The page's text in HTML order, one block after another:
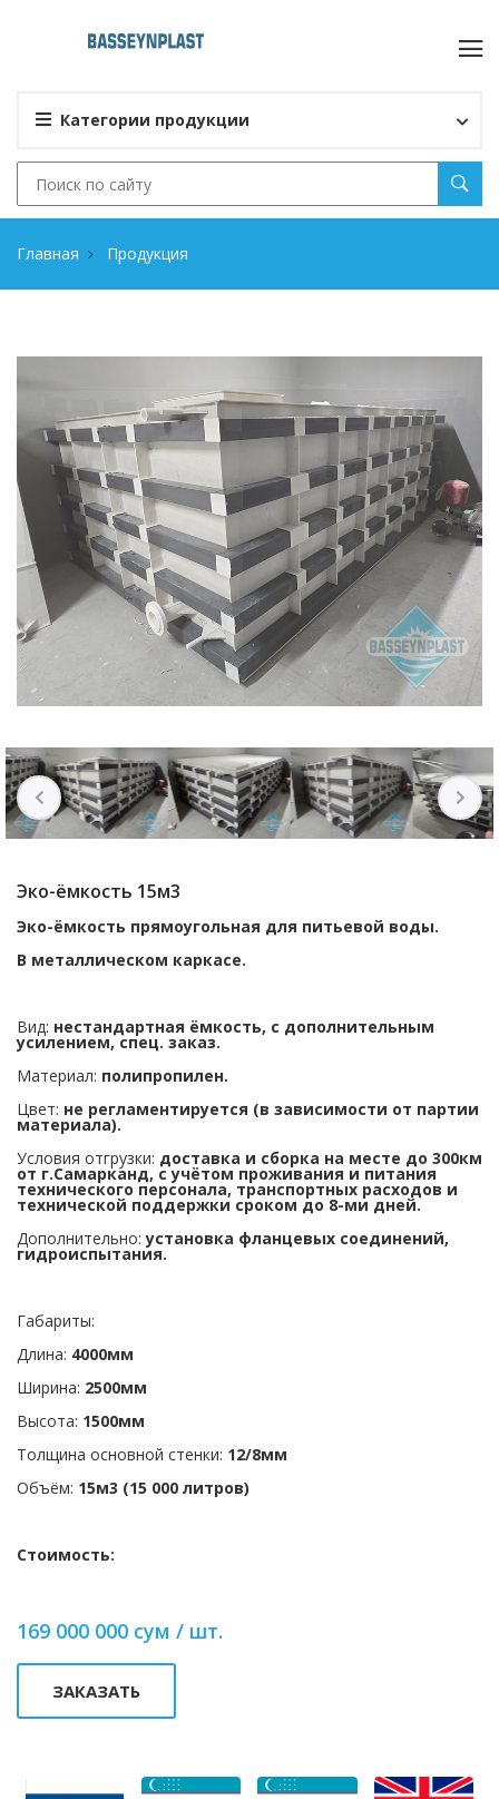
Категории продукции
Главная Продукция
Эко-ёмкость 15м3
Эко-ёмкость прямоугольная для питьевой воды.
В металлическом каркасе.
Вид: нестандартная ёмкость, с дополнительным
усилением, cпец. заказ.
Материал: полипропилен.
Цвет: не регламентируется (в зависимости от партии
материала).
Условия отгрузки: доставка и сборка на месте до 300км
от г.Самарканд, с учётом проживания и питания
технического персонала, транспортных расходов и
технической поддержки сроком до 8-ми дней.
Дополнительно:установка фланцевых соединений,
гидроиспытания.
Габариты:
Длина: 4000мм
Ширина: 2500мм
Высота: 1500мм
Толщина основной стенки: 12/8мм
Объём: 15м3 (15 000 литров)
Стоимость:
169 000 000 сум / шт.
ЗАКАЗАТЬ